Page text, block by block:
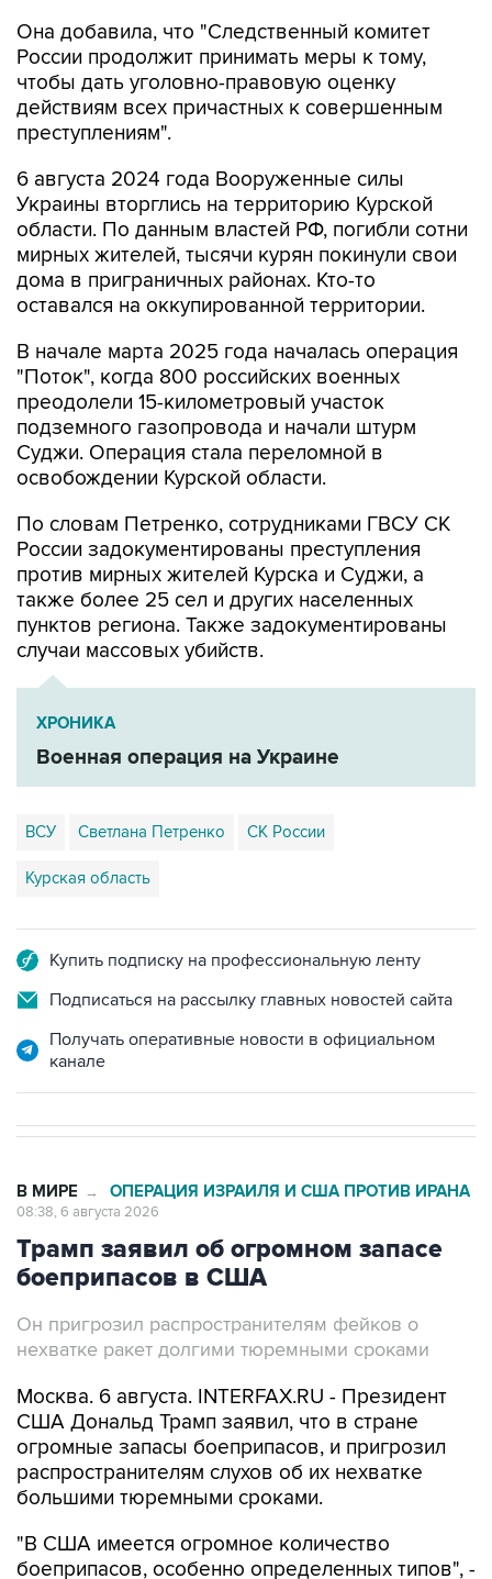
Она добавила, что "Cледственный комитет
России продолжит принимать меры к тому,
чтобы дать уголовно-правовую оценку
действиям всех причастных к совершенным
преступлениям".
6 августа 2024 года Вооруженные силы
Украины вторглись на территорию Курской
области. По данным властей РФ, погибли сотни
мирных жителей, тысячи курян покинули свои
дома в приграничных районах. Кто-то
оставался на оккупированной территории.
В начале марта 2025 года началась операция
"Поток", когда 800 российских военных
преодолели 15-километровый участок
подземного газопровода и начали штурм
Суджи. Операция стала переломной в
освобождении Курской области.
По словам Петренко, сотрудниками ГВСУ СК
России задокументированы преступления
против мирных жителей Курска и Суджи, а
также более 25 сел и других населенных
пунктов региона. Также задокументированы
случаи массовых убийств.
ХРОНИКА
Военная операция на Украине
ВСУ Светлана Петренко СК России
Курская область
Купить подписку на профессиональную ленту
Подписаться на рассылку главных новостей сайта
Получать оперативные новости в официальном
канале
В МИРЕ → ОПЕРАЦИЯ ИЗРАИЛЯ И США ПРОТИВ ИРАНА
08:38, 6 августа 2026
Трамп заявил об огромном запасе
боеприпасов в США
Он пригрозил распространителям фейков о
нехватке ракет долгими тюремными сроками
Москва. 6 августа. INTERFAX.RU - Президент
США Дональд Трамп заявил, что в стране
огромные запасы боеприпасов, и пригрозил
распространителям слухов об их нехватке
большими тюремными сроками.
"В США имеется огромное количество
боеприпасов, особенно определенных типов", -